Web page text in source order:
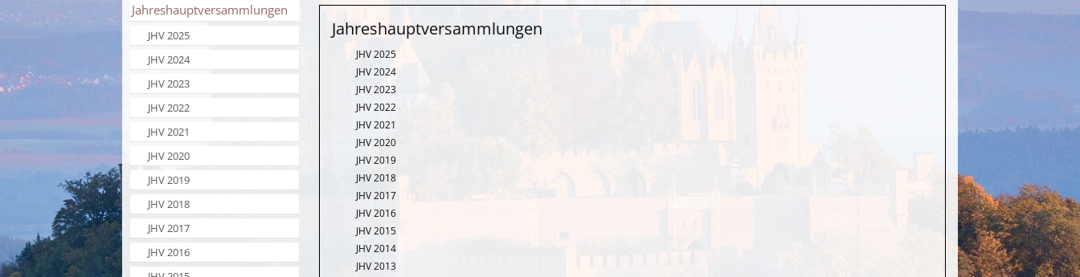
Jahreshauptversammlungen
JHV 2025
JHV 2024
JHV 2023
JHV 2022
JHV 2021
JHV 2020
JHV 2019
JHV 2018
JHV 2017
JHV 2016
Jahreshauptversammlungen
JHV 2025
JHV 2024
JHV 2023
JHV 2022
JHV 2021
JHV 2020
JHV 2019
JHV 2018
JHV 2017
JHV 2016
JHV 2015
JHV 2014
JHV 2013